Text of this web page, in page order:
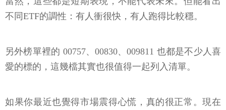
不同ETF的調性：有人衝很快，有人跑得比較穩。
另外榜單裡的 00757、00830、009811 也都是不少人喜
愛的標的，這幾檔其實也很值得一起列入清單。
如果你最近也覺得市場震得心慌，真的很正常。現在